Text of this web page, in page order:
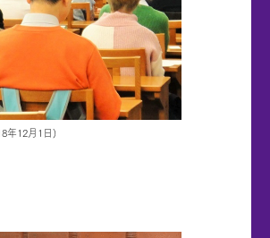
年12月1日)